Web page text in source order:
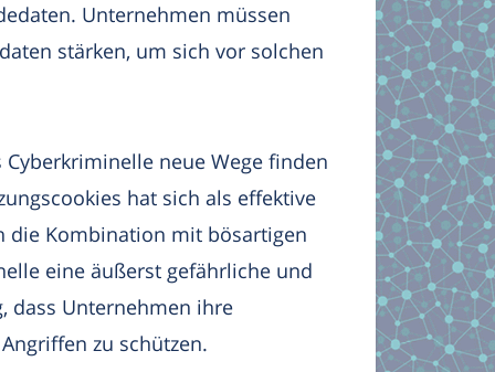
Unternehmen müssen
stärken, um sich vor solchen
neue Wege finden
hat sich als effektive
die Kombination mit bösartigen
eine äußerst gefährliche und
dass Unternehmen ihre
zu schützen.